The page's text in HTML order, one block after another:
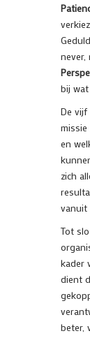
never,
bij
De
en
zich
vanuit
Tot
kader
dient
beter,